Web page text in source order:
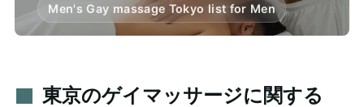
Men's Gay massage Tokyo list for Men
東京のゲイマッサージに関する